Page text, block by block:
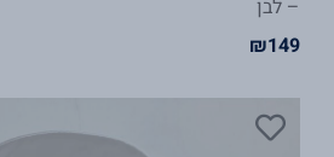
– לבן
₪149